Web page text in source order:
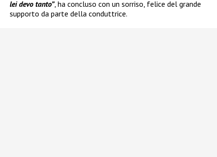
lei devo tanto”, ha concluso con un sorriso, felice del grande
supporto da parte della conduttrice.